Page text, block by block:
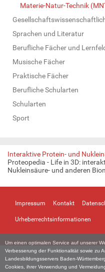
Um einen optimalen Service auf unserer
Verbesserung der Funktionalität sowie zu
Landesbildungsservers Baden-
Cookies, ihrer Verwendung und
Materie-Natur-Technik
Sprachen und Literatur
Berufliche Fächer und
Musische Fächer
Praktische Fächer
Berufliche Schularten
Schularten
Sport
Interaktive Protein- und
Proteopedia - Life in 3D:
Nukleinsäure- und anderen
Impressum Kontakt
Urheberrechtsinformationen